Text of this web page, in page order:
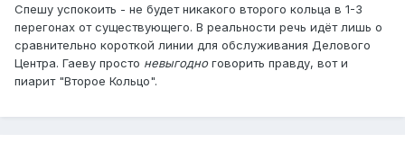
Спешу успокоить - не будет никакого второго кольца в 1-3
перегонах от существующего. В реальности речь идёт лишь о
сравнительно короткой линии для обслуживания Делового
Центра. Гаеву просто невыгодноговорить правду, вот и
пиарит "Второе Кольцо".